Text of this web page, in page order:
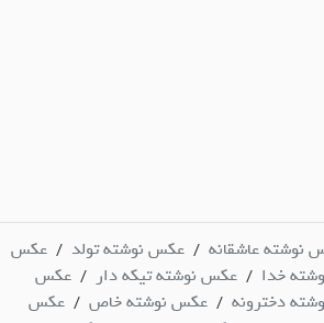
نوشته عاشقانه / عکس نوشته تولد / عکس
خدا / عکس نوشته تیکه دار / عکس
دخترونه / عکس نوشته خاص / عکس